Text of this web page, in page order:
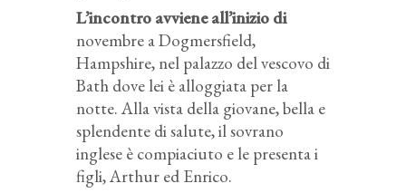
L’incontro avviene all’inizio di
novembre a Dogmersfield,
Hampshire, nel palazzo del vescovo di
Bath dove lei è alloggiata per la
notte. Alla vista della giovane, bella e
splendente di salute, il sovrano
inglese è compiaciuto e le presenta i
figli, Arthur ed Enrico.